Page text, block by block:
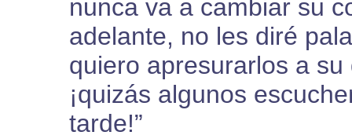
nunca va a cambiar su
adelante, no les diré
quiero apresurarlos a
¡quizás algunos
tarde!”